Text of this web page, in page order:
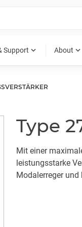
Support expand_more About expand_more
Type
Mit einer
leistungsstarke
Modalerreger und